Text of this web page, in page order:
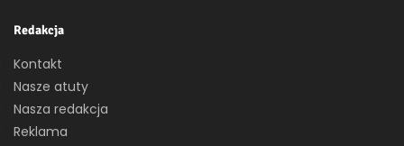
Redakcja
Kontakt
Nasze atuty
Nasza redakcja
Reklama